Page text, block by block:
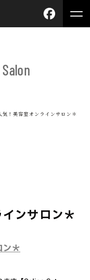
気！美容室オンラインサロン＊
ンサロン＊
ン＊